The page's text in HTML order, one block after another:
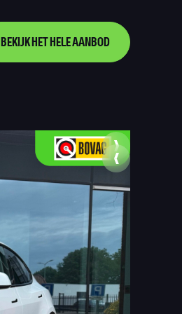
BEKIJK HET HELE AANBOD